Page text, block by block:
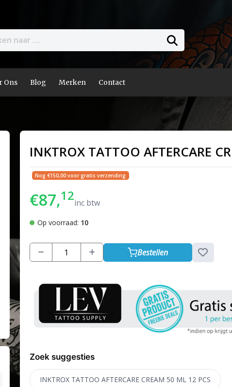
Ons Blog Merken Contact
INKTROX TATTOO AFTERCARE
Nog €150,00 voor gratis verzending
€87,12inc btw
Op voorraad: 10
Bestellen
Zoek suggesties
INKTROX TATTOO AFTERCARE CREAM 50 ML 12 PCS